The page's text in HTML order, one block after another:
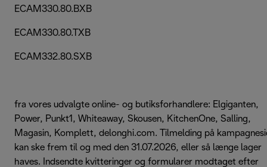
ECAM330.80.BXB
ECAM330.80.TXB
ECAM332.80.SXB
fra vores udvalgte online- og butiksforhandlere: Elgiganten,
Power, Punkt1, Whiteaway, Skousen, KitchenOne, Salling,
Magasin, Komplett, delonghi.com. Tilmelding på
kan ske frem til og med den 31.07.2026, eller så længe lager
haves. Indsendte kvitteringer og formularer modtaget efter